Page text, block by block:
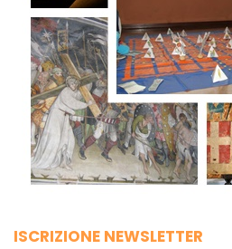
ISCRIZIONE NEWSLETTER